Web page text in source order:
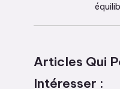
Articles Qui
Intéresser :